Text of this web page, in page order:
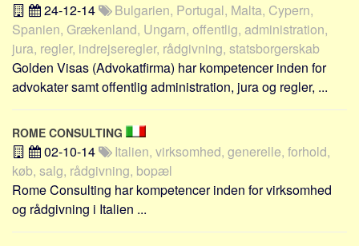
24-12-14
Bulgarien, Portugal, Malta, Cypern,
Spanien, Grækenland, Ungarn, offentlig, administration,
jura, regler, indrejseregler, rådgivning, statsborgerskab
Golden Visas (Advokatfirma) har kompetencer inden for
advokater samt offentlig administration, jura og regler, ...
ROME CONSULTING
02-10-14
Italien, virksomhed, generelle, forhold,
køb, salg, rådgivning, bopæl
Rome Consulting har kompetencer inden for virksomhed
og rådgivning i Italien ...